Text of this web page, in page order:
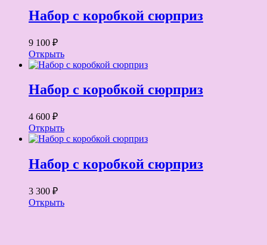
Набор с коробкой сюрприз
9 100 ₽
Открыть
Набор с коробкой сюрприз
4 600 ₽
Открыть
Набор с коробкой сюрприз
3 300 ₽
Открыть